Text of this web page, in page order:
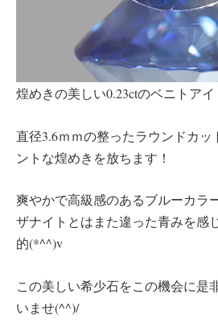
煌めきの美しい0.23ctのベニトア
直径3.6ｍｍの整ったラウンドカ
ントな煌めきを放ちます！
爽やかで高級感のあるブルーカラ
ザナイトとはまた違った青みを感
的(*^^)v
この美しい希少石をこの機会に是
いませ(^^)/